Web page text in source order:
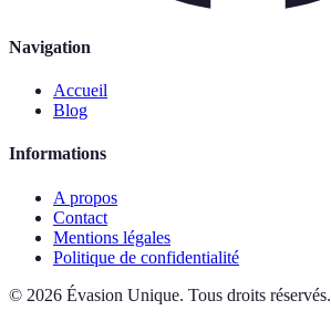
Navigation
Accueil
Blog
Informations
A propos
Contact
Mentions légales
Politique de confidentialité
© 2026 Évasion Unique. Tous droits réservés.